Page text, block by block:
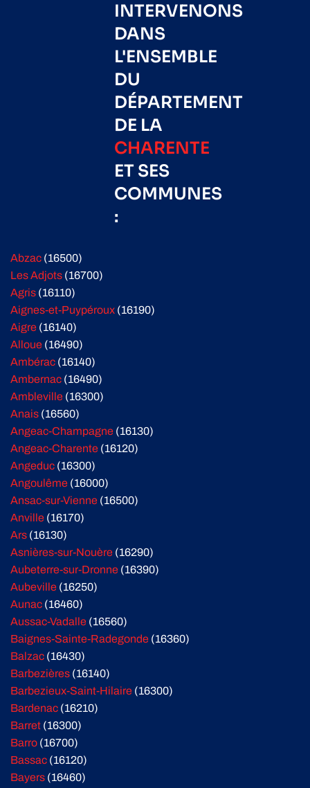
INTERVENONS
DANS
L'ENSEMBLE
DU
DÉPARTEMENT
DE LA
CHARENTE
ET SES
COMMUNES
:
Abzac (16500)
Les Adjots (16700)
Agris (16110)
Aignes-et-Puypéroux (16190)
Aigre (16140)
Alloue (16490)
Ambérac (16140)
Ambernac (16490)
Ambleville (16300)
Anais (16560)
Angeac-Champagne (16130)
Angeac-Charente (16120)
Angeduc (16300)
Angoulême (16000)
Ansac-sur-Vienne (16500)
Anville (16170)
Ars (16130)
Asnières-sur-Nouère (16290)
Aubeterre-sur-Dronne (16390)
Aubeville (16250)
Aunac (16460)
Aussac-Vadalle (16560)
Baignes-Sainte-Radegonde (16360)
Balzac (16430)
Barbezières (16140)
Barbezieux-Saint-Hilaire (16300)
Bardenac (16210)
Barret (16300)
Barro (16700)
Bassac (16120)
Bayers (16460)